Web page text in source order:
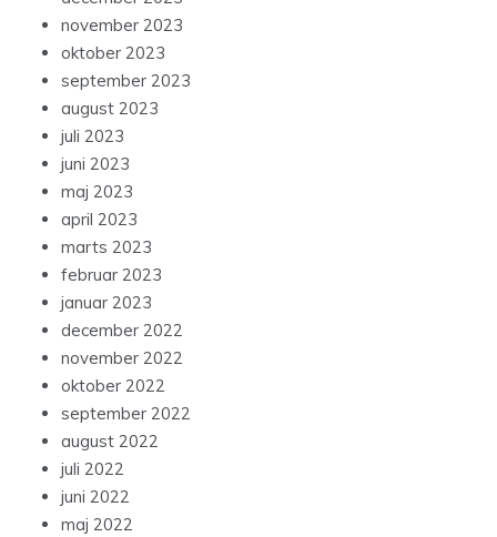
november 2023
oktober 2023
september 2023
august 2023
juli 2023
juni 2023
maj 2023
april 2023
marts 2023
februar 2023
januar 2023
december 2022
november 2022
oktober 2022
september 2022
august 2022
juli 2022
juni 2022
maj 2022